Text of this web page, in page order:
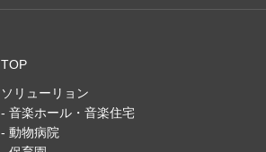
TOP
ソリューリョン
- 音楽ホール・音楽住宅
- 動物病院